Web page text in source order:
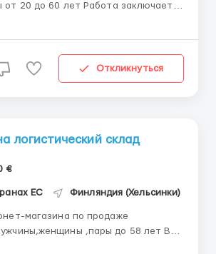
лет Работа заключается
с дальнейшей упаковкой и
2 раза в месяц(аванс ...Откликнуться
логистический склад
€
ЕС Финляндия (Хельсинки)
магазина по продаже
накладным. •